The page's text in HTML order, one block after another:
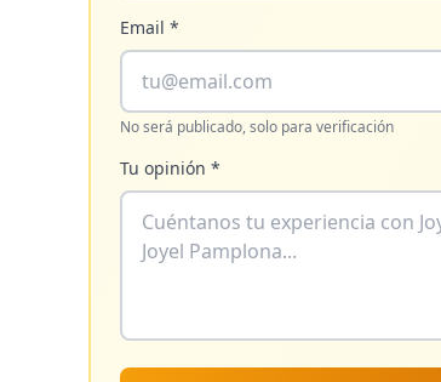
Email *
No será publicado, solo para verificación
Tu opinión *